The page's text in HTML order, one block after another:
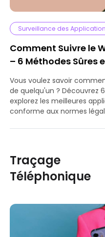
Surveillance des
Comment Suivre le
– 6 Méthodes Sûres
Vous voulez savoir
de quelqu'un ? Découvrez
explorez les meilleures
conforme aux normes
Traçage
Téléphonique